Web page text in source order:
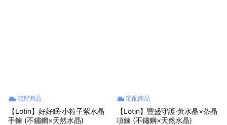
宅配商品
【Lotin】好好眠‧小粒子紫水晶
手鍊 (不鏽鋼×天然水晶)
宅配商品
【Lotin】豐盛守護‧黃水晶×茶晶
項鍊 (不鏽鋼×天然水晶)